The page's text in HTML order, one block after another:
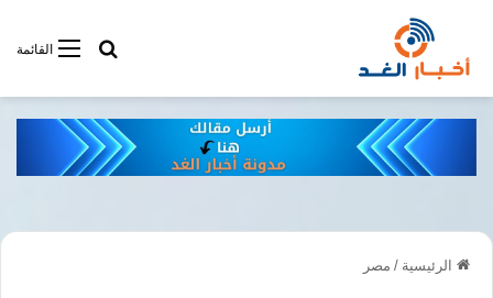
القائمةأبحت فى
الرئيسية / مصر